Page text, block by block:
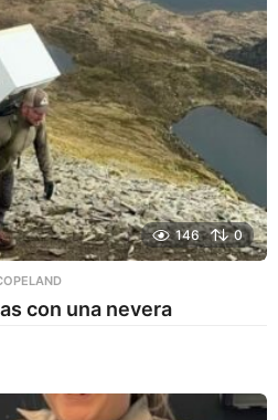
146 0
con una nevera